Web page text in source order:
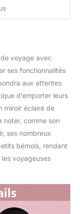
pour un
voyage avec
ses fonctionnalités
aux attentes
d’emporter leurs
miroir éclairé de
noter, comme son
ses nombreux
bémols, rendant
voyageuses